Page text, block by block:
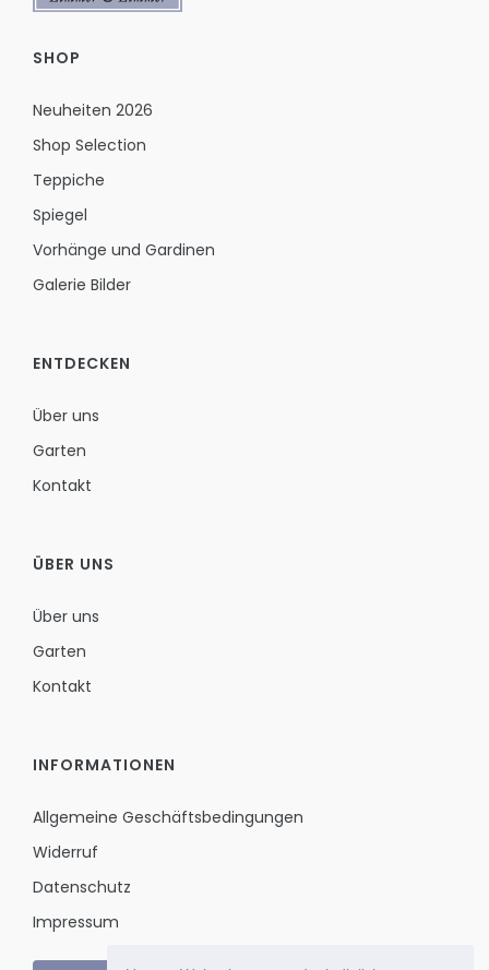
SHOP
Neuheiten 2026
Shop Selection
Teppiche
Spiegel
Vorhänge und Gardinen
Galerie Bilder
ENTDECKEN
Über uns
Garten
Kontakt
ÜBER UNS
Über uns
Garten
Kontakt
INFORMATIONEN
Allgemeine Geschäftsbedingungen
Widerruf
Datenschutz
Impressum